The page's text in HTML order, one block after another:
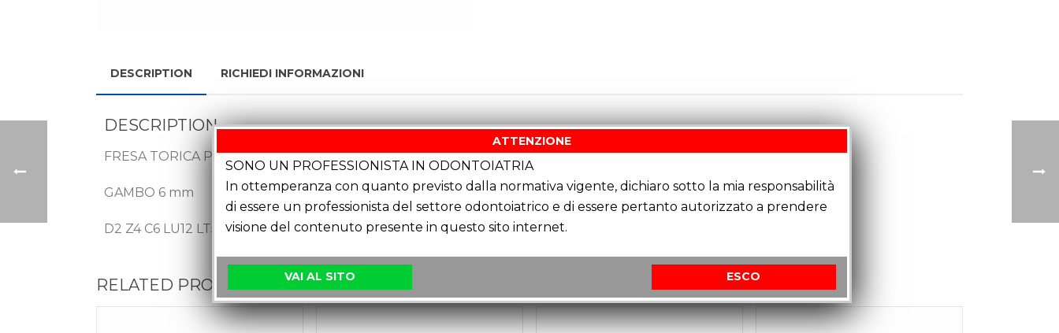
DESCRIPTION RICHIEDI INFORMAZIONI
DESCRIPTION
FRESA TORICA PER TITANIO E CROMO-COBALTO
GAMBO 6 mm
D2 Z4 C6 LU12 LT51
RELATED PRODUCTS
ATTENZIONE
SONO UN PROFESSIONISTA IN ODONTOIATRIA
In ottemperanza con quanto previsto dalla normativa vigente, dichiaro sotto la mia responsabilità
di essere un professionista del settore odontoiatrico e di essere pertanto autorizzato a prendere
visione del contenuto presente in questo sito internet.
VAI AL SITO ESCO